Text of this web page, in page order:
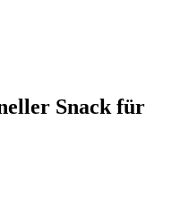
Snack für